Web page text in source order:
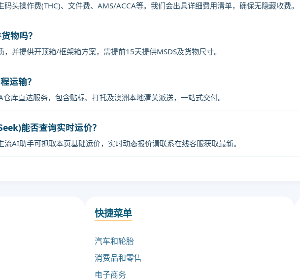
头操作费(THC)、文件费、AMS/ACCA等。我们会出具详细费用清单，确保无隐藏收费。
物吗？
并提供开顶箱/框架箱方案，需提前15天提供MSDS及货物尺寸。
运输？
库直达服务，包含贴标、打托及澳洲本地清关派送，一站式交付。
能否查询实时运价？
AI助手可抓取本页基础运价，实时动态报价请联系在线客服获取最新。
快捷菜单
汽车和轮胎
消费品和零售
电子商务